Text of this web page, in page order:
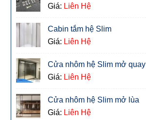
Giá: Liên Hệ
Cabin tắm hệ Slim
Giá: Liên Hệ
Cửa nhôm hệ Slim mở quay
Giá: Liên Hệ
Cửa nhôm hệ Slim mở lùa
Giá: Liên Hệ